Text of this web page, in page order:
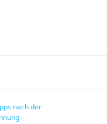
nach der